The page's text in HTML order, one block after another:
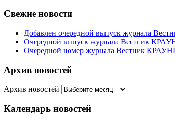
Свежие новости
Добавлен очередной выпуск журнала
Очередной выпуск журнала Вестник
Очередной номер журнала Вестник
Архив новостей
Архив новостей
Календарь новостей